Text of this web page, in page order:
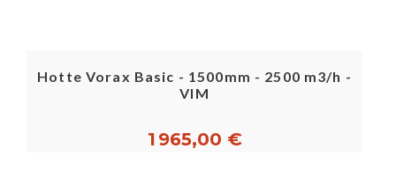
Hotte Vorax Basic - 1500mm - 2500 m3/h -
VIM
1 965,00 €